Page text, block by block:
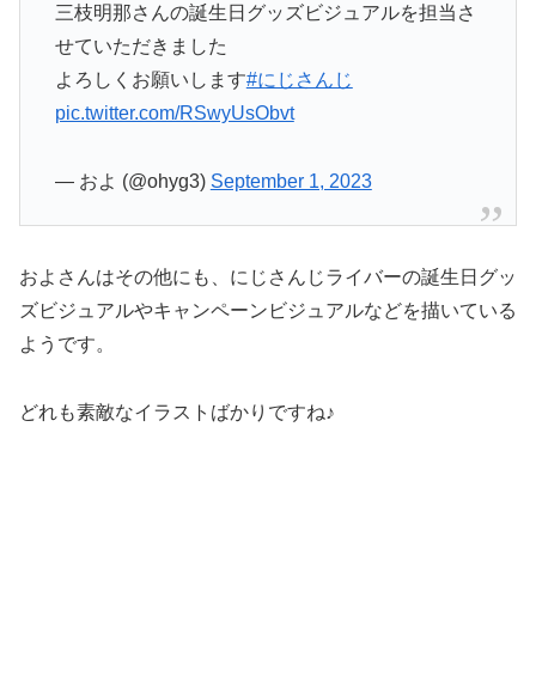
三枝明那さんの誕生日グッズビジュアルを担当さ
せていただきました
よろしくお願いします#にじさんじ
pic.twitter.com/RSwyUsObvt
— およ (@ohyg3) September 1, 2023
およさんはその他にも、にじさんじライバーの誕生日グッ
ズビジュアルやキャンペーンビジュアルなどを描いている
ようです。
どれも素敵なイラストばかりですね♪